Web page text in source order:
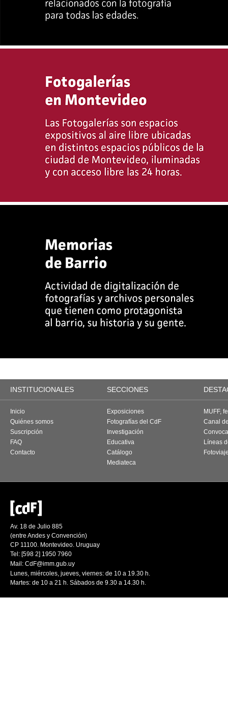
INSTITUCIONALES SECCIONES
Inicio
Quiénes somos
Suscripción
FAQ
Contacto
Exposiciones
Fotografías del CdF
Investigación
Educativa
Catálogo
Mediateca
MUFF,
Canal
Líneas
Av. 18 de Julio 885
(entre Andes y Convención)
CP 11100. Montevideo. Uruguay
Tel: [598 2] 1950 7960
Mail: CdF@imm.gub.uy
Lunes, miércoles, jueves, viernes: de 10 a 19.30 h.
Martes: de 10 a 21 h. Sábados de 9.30 a 14.30 h.